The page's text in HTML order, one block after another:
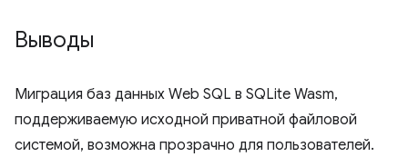
Выводы
Миграция баз данных Web SQL в SQLite Wasm,
поддерживаемую исходной приватной файловой
системой, возможна прозрачно для пользователей.